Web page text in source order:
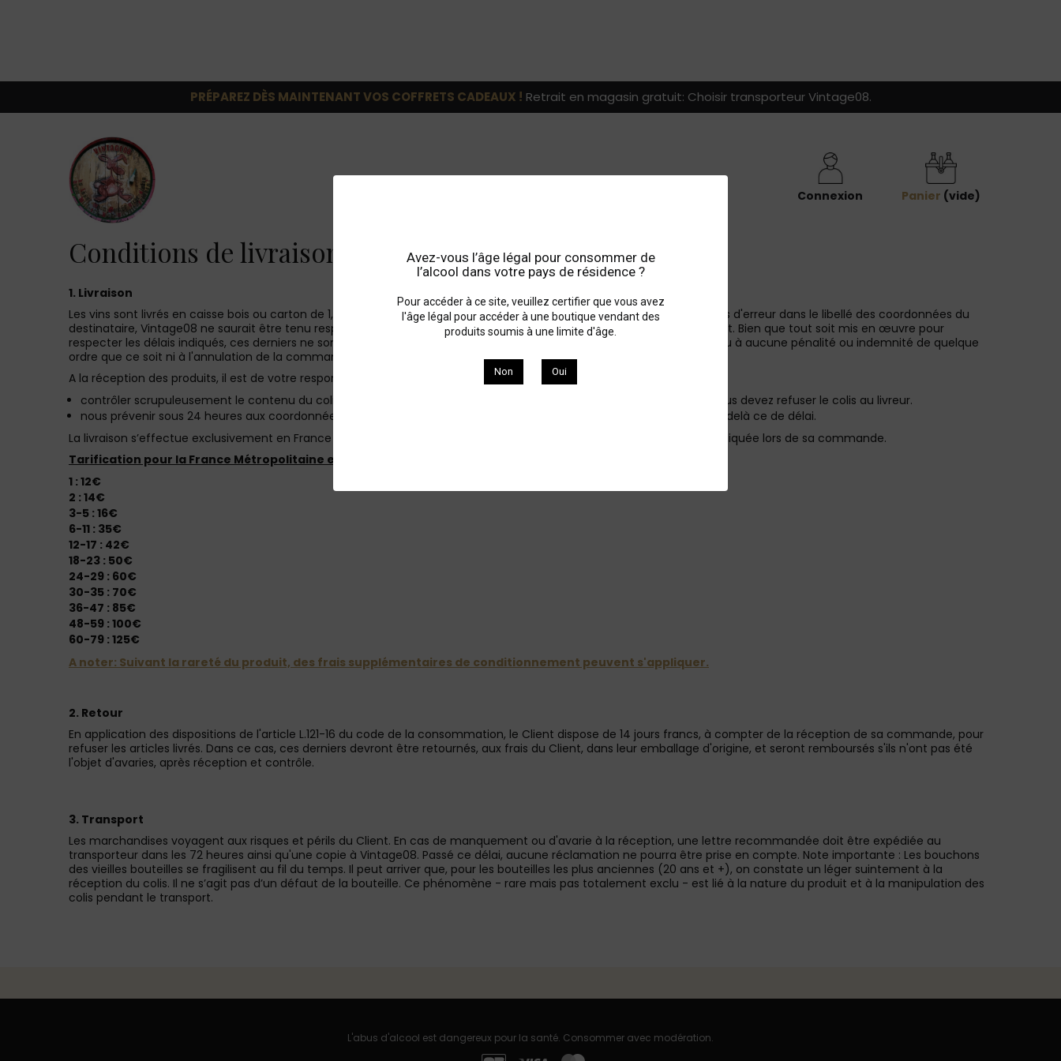
Avez-vous l’âge légal pour consommer de
l’alcool dans votre pays de résidence ?
Pour accéder à ce site, veuillez certifier que vous avez
l'âge légal pour accéder à une boutique vendant des
produits soumis à une limite d'âge.
Non Oui
PRÉPAREZ DÈS MAINTENANT VOS COFFRETS CADEAUX ! Retrait en magasin gratuit: Choisir transporteur Vintage08.
Connexion Panier (vide)
Conditions de livraison
1. Livraison
Les vins sont livrés en caisse bois ou carton de 1,2,3,6 ou 12 bouteilles livrables en une seule fois au même endroit. En cas d'erreur dans le libellé des coordonnées du
destinataire, Vintage08 ne saurait être tenu responsable de l'impossibilité dans laquelle il pourrait être de livrer le produit. Bien que tout soit mis en œuvre pour
respecter les délais indiqués, ces derniers ne sont donnés qu'à titre indicatif. Un retard de livraison ne saurait donner lieu à aucune pénalité ou indemnité de quelque
ordre que ce soit ni à l'annulation de la commande.
A la réception des produits, il est de votre responsabilité de :
contrôler scrupuleusement le contenu du colis et d'indiquer vos réserves le cas échéant. En cas de casse avérée, vous devez refuser le colis au livreur.
nous prévenir sous 24 heures aux coordonnées indiquées sur le site. Aucune réclamation ne pourra être retenue au-delà ce de délai.
La livraison s’effectue exclusivement en France Métropolitaine via le transporteur DPD, à l’adresse que le Client aura indiquée lors de sa commande.
Tarification pour la France Métropolitaine exprimée en bouteille:
1 : 12€
2 : 14€
3-5 : 16€
6-11 : 35€
12-17 : 42€
18-23 : 50€
24-29 : 60€
30-35 : 70€
36-47 : 85€
48-59 : 100€
60-79 : 125€
A noter: Suivant la rareté du produit, des frais supplémentaires de conditionnement peuvent s'appliquer.
2. Retour
En application des dispositions de l'article L.121-16 du code de la consommation, le Client dispose de 14 jours francs, à compter de la réception de sa commande, pour
refuser les articles livrés. Dans ce cas, ces derniers devront être retournés, aux frais du Client, dans leur emballage d'origine, et seront remboursés s'ils n'ont pas été
l'objet d'avaries, après réception et contrôle.
3. Transport
Les marchandises voyagent aux risques et périls du Client. En cas de manquement ou d'avarie à la réception, une lettre recommandée doit être expédiée au
transporteur dans les 72 heures ainsi qu'une copie à Vintage08. Passé ce délai, aucune réclamation ne pourra être prise en compte. Note importante : Les bouchons
des vieilles bouteilles se fragilisent au fil du temps. Il peut arriver que, pour les bouteilles les plus anciennes (20 ans et +), on constate un léger suintement à la
réception du colis. Il ne s’agit pas d’un défaut de la bouteille. Ce phénomène - rare mais pas totalement exclu - est lié à la nature du produit et à la manipulation des
colis pendant le transport.
L'abus d'alcool est dangereux pour la santé. Consommer avec modération.